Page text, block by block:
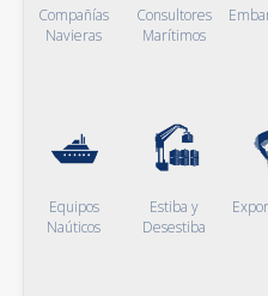
Compañías
Navieras
Consultores
Marítimos
Equipos
Naúticos
Estiba y
Desestiba